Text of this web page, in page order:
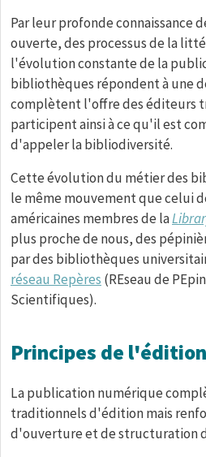
Par leur profonde connaissance
ouverte, des processus de la
l'évolution constante de la
bibliothèques répondent à une
complètent l'offre des éditeurs
participent ainsi à ce qu'il est
d'appeler la bibliodiversité.
Cette évolution du métier des
le même mouvement que celui
américaines membres de la
plus proche de nous, des
par des bibliothèques
réseau Repères (REseau de
Scientifiques).
Principes de
La publication numérique
traditionnels d'édition mais
d'ouverture et de structuration